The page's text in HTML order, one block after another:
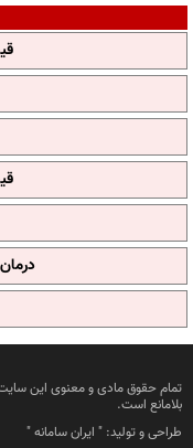
تمام حقوق مادی و معنوی این سایت
بلامانع است.
طراحی و تولید: " ایران سامانه"